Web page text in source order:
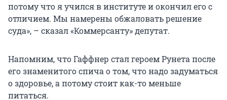
потому что я учился в институте и окончил его с
отличием. Мы намерены обжаловать решение
суда», – сказал «Коммерсанту» депутат.
Напомним, что Гаффнер стал героем Рунета после
его знаменитого спича о том, что надо задуматься
о здоровье, а потому стоит как-то меньше
питаться.